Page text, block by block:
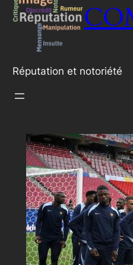
Réputation et notoriété